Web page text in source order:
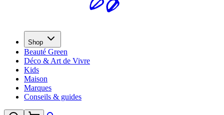
Shop
Beauté Green
Déco & Art de Vivre
Kids
Maison
Marques
Conseils & guides